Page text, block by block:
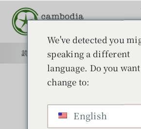
キ
読みもの
読みもの 目的
We've detected you
speaking a different
language. Do you
change to:
English